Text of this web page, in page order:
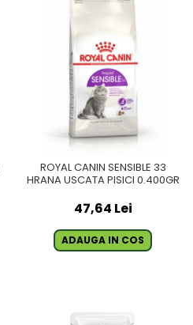
ROYAL CANIN SENSIBLE 33
HRANA USCATA PISICI 0.400GR
47,64 Lei
ADAUGA IN COS